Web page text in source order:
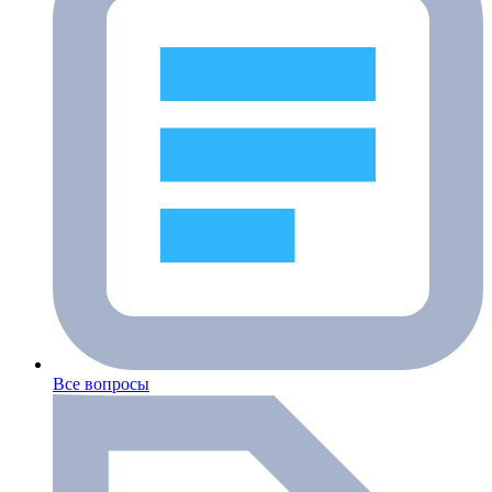
Все вопросы